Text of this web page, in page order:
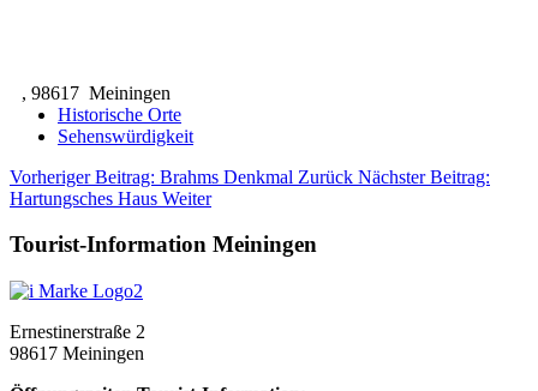
, 98617 Meiningen
Historische Orte
Sehenswürdigkeit
Vorheriger Beitrag: Brahms Denkmal Zurück Nächster Beitrag:
Hartungsches Haus Weiter
Tourist-Information Meiningen
Ernestinerstraße 2
98617 Meiningen